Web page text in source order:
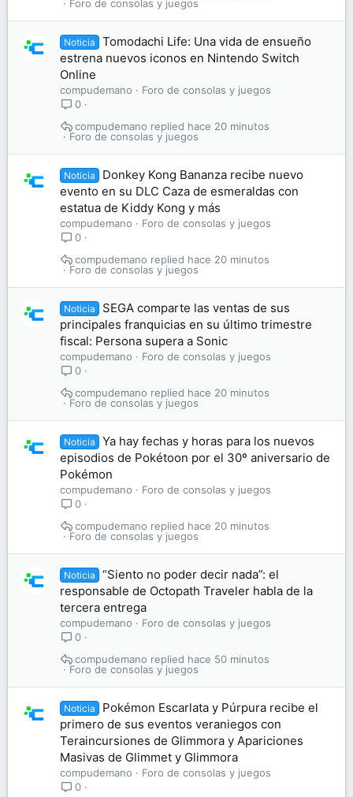
Foro de consolas y juegos
Noticia
Tomodachi Life: Una vida de ensueño
estrena nuevos iconos en Nintendo Switch
Online
compudemano
Foro de consolas y juegos
0
Foro de consolas y juegos
hace 20 minutos
compudemano
Noticia
Donkey Kong Bananza recibe nuevo
evento en su DLC Caza de esmeraldas con
estatua de Kiddy Kong y más
compudemano
Foro de consolas y juegos
0
Foro de consolas y juegos
hace 20 minutos
compudemano
Noticia
SEGA comparte las ventas de sus
principales franquicias en su último trimestre
fiscal: Persona supera a Sonic
compudemano
Foro de consolas y juegos
0
Foro de consolas y juegos
hace 20 minutos
compudemano
Noticia
Ya hay fechas y horas para los nuevos
episodios de Pokétoon por el 30º aniversario de
Pokémon
compudemano
Foro de consolas y juegos
0
Foro de consolas y juegos
hace 20 minutos
compudemano
Noticia
“Siento no poder decir nada”: el
responsable de Octopath Traveler habla de la
tercera entrega
compudemano
Foro de consolas y juegos
0
Foro de consolas y juegos
hace 50 minutos
compudemano
Noticia
Pokémon Escarlata y Púrpura recibe el
primero de sus eventos veraniegos con
Teraincursiones de Glimmora y Apariciones
Masivas de Glimmet y Glimmora
compudemano
Foro de consolas y juegos
0